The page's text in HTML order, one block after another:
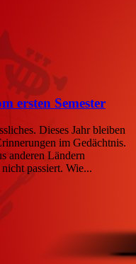
ersten Semester
Dieses Jahr bleiben
im Gedächtnis.
anderen Ländern
passiert. Wie...